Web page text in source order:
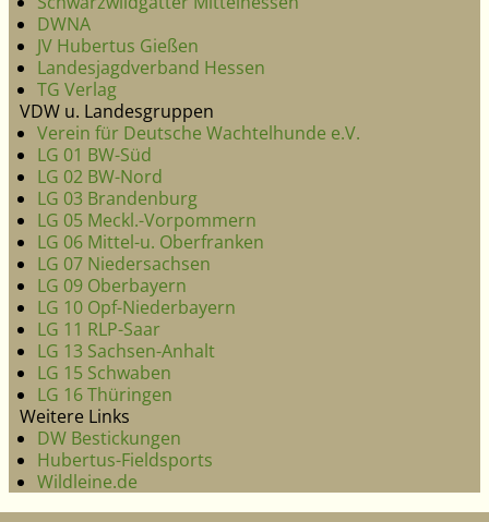
DWNA
JV Hubertus Gießen
Landesjagdverband Hessen
TG Verlag
VDW u. Landesgruppen
Verein für Deutsche Wachtelhunde e.V.
LG 01 BW-Süd
LG 02 BW-Nord
LG 03 Brandenburg
LG 05 Meckl.-Vorpommern
LG 06 Mittel-u. Oberfranken
LG 07 Niedersachsen
LG 09 Oberbayern
LG 10 Opf-Niederbayern
LG 11 RLP-Saar
LG 13 Sachsen-Anhalt
LG 15 Schwaben
LG 16 Thüringen
Weitere Links
DW Bestickungen
Hubertus-Fieldsports
Wildleine.de